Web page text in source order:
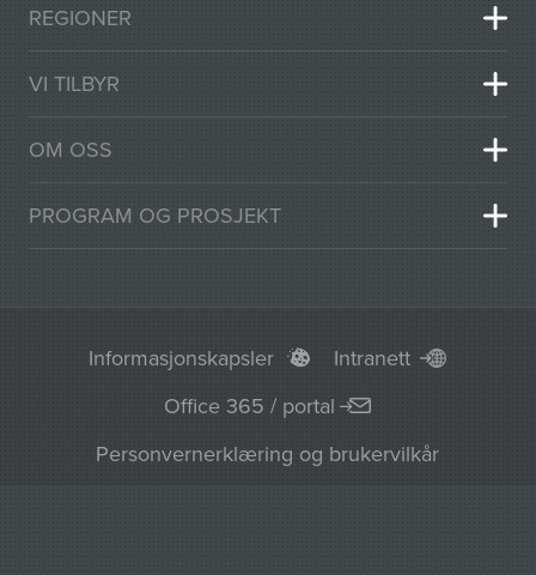
REGIONER
VI TILBYR
OM OSS
PROGRAM OG PROSJEKT
Informasjonskapsler
Intranett
Office 365 / portal
Personvernerklæring og brukervilkår